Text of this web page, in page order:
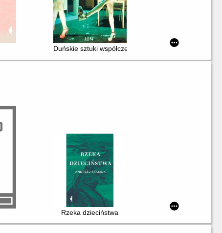
Duńskie sztuki współczesne. T. 1,
Rzeka dzieciństwa